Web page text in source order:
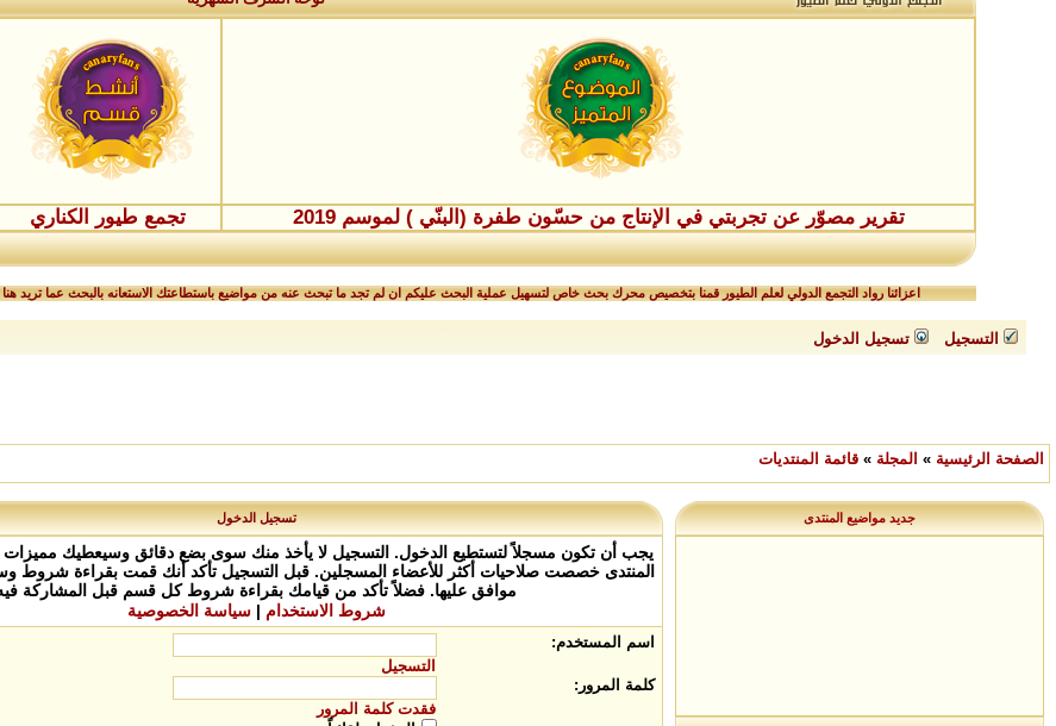
تقرير مصوّر عن تجربتي في الإنتاج من حسّون طفرة (البنّي ) لموسم 2019 تجمع طيور الكناري
اعزائنا رواد التجمع الدولي لعلم الطيور قمنا بتخصيص محرك بحث خاص لتسهيل عملية البحث عليكم ان لم تجد ما تبحث عنه من مواضيع باستطاعتك الاستعانه بالبحث عما تريد هنا
التسجيل تسجيل الدخول
الصفحة الرئيسية » المجلة » قائمة المنتديات
جديد مواضيع المنتدى تسجيل الدخول
يجب أن تكون مسجلاً لتستطيع الدخول. التسجيل لا يأخذ منك سوى بضع دقائق وسيعطيك مميزات
المنتدى خصصت صلاحيات أكثر للأعضاء المسجلين. قبل التسجيل تأكد أنك قمت بقراءة شروط
موافق عليها. فضلاً تأكد من قيامك بقراءة شروط كل قسم قبل المشاركة
شروط الاستخدام |سياسة الخصوصية
اسم المستخدم:
التسجيل
كلمة المرور:
فقدت كلمة المرور